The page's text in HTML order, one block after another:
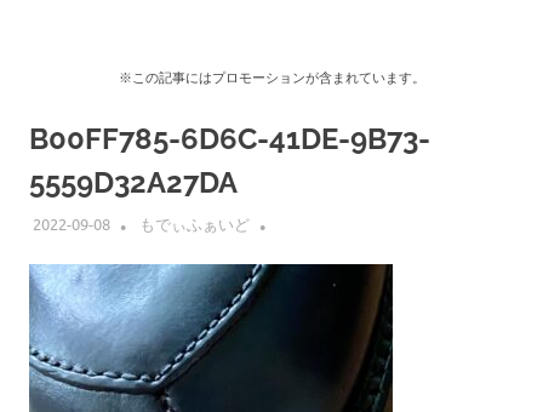
※この記事にはプロモーションが含まれています。
B00FF785-6D6C-41DE-9B73-
5559D32A27DA
2022-09-08 もでぃふぁいど